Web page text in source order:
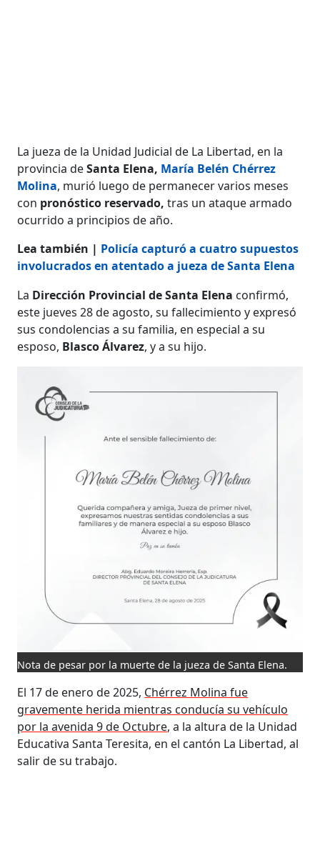
La jueza de la Unidad Judicial de La Libertad, en la
provincia deSanta Elena, María Belén Chérrez
Molina, murió luego de permanecer varios meses
con pronóstico reservado, tras un ataque armado
ocurrido a principios de año.
Lea también | Policía capturó a cuatro supuestos
involucrados en atentado a jueza de Santa Elena
La Dirección Provincial de Santa Elena confirmó,
este jueves 28 de agosto, su fallecimiento y expresó
sus condolencias a su familia, en especial a su
esposo, Blasco Álvarez, y a su hijo.
Nota de pesar por la muerte de la jueza de Santa Elena.
El 17 de enero de 2025, Chérrez Molina fue
gravemente herida mientras conducía su vehículo
por la avenida 9 de Octubre, a la altura de la Unidad
Educativa Santa Teresita, en el cantón La Libertad, al
salir de su trabajo.